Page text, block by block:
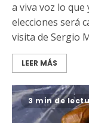
a viva voz lo que
elecciones será
visita de Sergio
LEER MÁS
3 min de